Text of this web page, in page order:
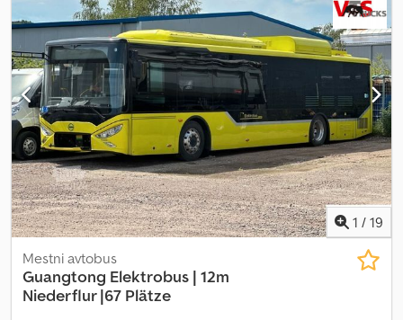
stainless steel toolboxes | Rear storage compartment
600x400x2,900 mm | Side wall height 1.00 m, front wall height 1.40
m | Loading dimensions: 7.10 m x 2.48 m | XLite aluminum rims |
Tires: 275/70R22.5 twin tires | Plastic tarpaulin with rubber straps |
Aluminum storage tray and front entry step | Subject to errors,
input mistakes, and prior sale. Dsdpfx Adotuwbpjkjkr
1 / 19
Mestni avtobus
Guangtong Elektrobus | 12m
Niederflur |67 Plätze